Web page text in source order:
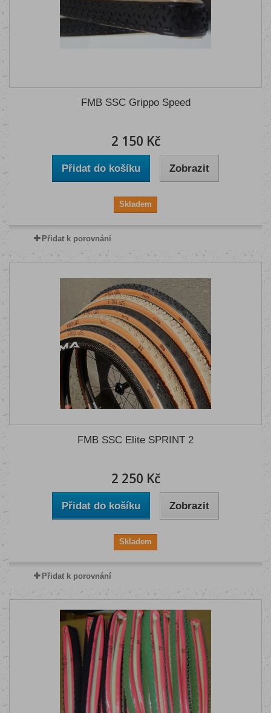
FMB SSC Grippo Speed
2 150 Kč
Přidat do košíku Zobrazit
Skladem
Přidat k porovnání
FMB SSC Elite SPRINT 2
2 250 Kč
Přidat do košíku Zobrazit
Skladem
Přidat k porovnání